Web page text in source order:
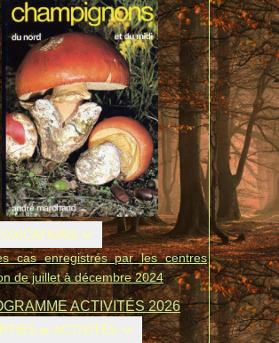
cas enregistrés par les centres
de juillet à décembre 2024
ACTIVITÉS 2026
et ACTIVITÉS